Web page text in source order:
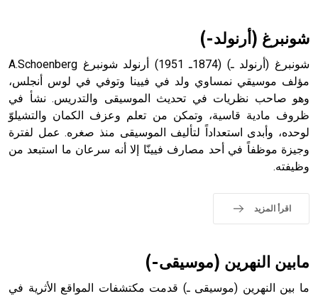
- هل تعلم أن أبجر Abgar اسم معروف جيداً يعود إلى عدد من
الملوك الذين حكموا مدينة إديسا (الرها) من أبجر الأول وحتى
التاسع، وهم ينتسبون إلى أسرة أوسروين
شونبرغ (أرنولد-)
شونبرغ (أرنولد ـ) (1874ـ 1951) أرنولد شونبرغ A.Schoenberg
مؤلف موسيقي نمساوي ولد في فيينا وتوفي في لوس أنجلس،
وهو صاحب نظريات في تحديث الموسيقى والتدريس. نشأ في
ظروف مادية قاسية، وتمكن من تعلم وعزف الكمان والتشيلوّ
لوحده، وأبدى استعداداً لتأليف الموسيقى منذ صغره. عمل لفترة
وجيزة موظفاً في أحد مصارف فيينّا إلا أنه سرعان ما استبعد من
وظيفته.
اقرأ المزيد
مابين النهرين (موسيقى-)
ما بين النهرين (موسيقى ـ) قدمت مكتشفات المواقع الأثرية في